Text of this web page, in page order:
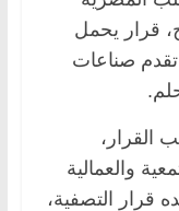
قرار يحمل
صناعات
القرار،
والعمالية
قرار التصفية،